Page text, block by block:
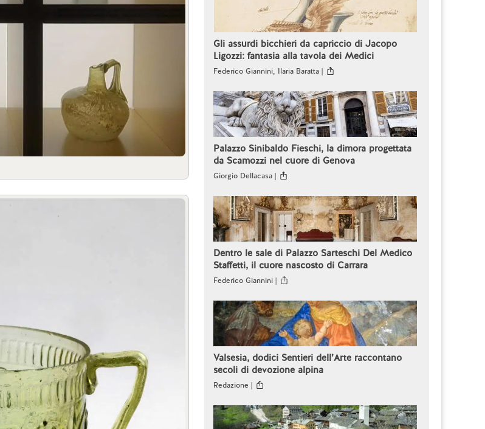
Gli assurdi bicchieri da capriccio di Jacopo
Ligozzi: fantasia alla tavola dei Medici
Federico Giannini, Ilaria Baratta |
Palazzo Sinibaldo Fieschi, la dimora progettata
da Scamozzi nel cuore di Genova
Giorgio Dellacasa |
Dentro le sale di Palazzo Sarteschi Del Medico
Staffetti, il cuore nascosto di Carrara
Federico Giannini |
Valsesia, dodici Sentieri dell’Arte raccontano
secoli di devozione alpina
Redazione |